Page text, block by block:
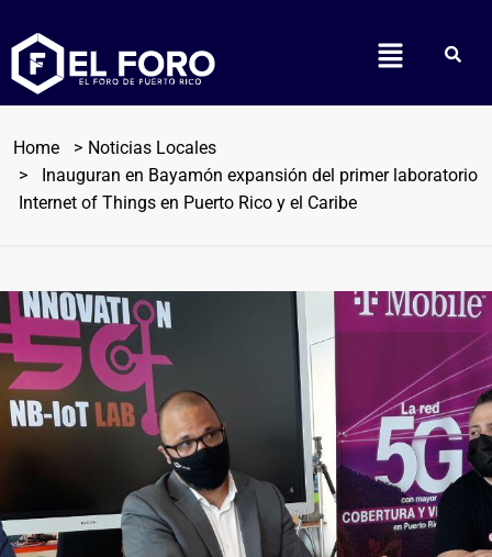
Home
Noticias Locales
Inauguran en Bayamón expansión del primer laboratorio
Internet of Things en Puerto Rico y el Caribe